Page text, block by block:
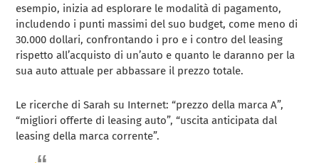
esempio, inizia ad esplorare le modalità di pagamento,
includendo i punti massimi del suo budget, come meno di
30.000 dollari, confrontando i pro e i contro del leasing
rispetto all’acquisto di un’auto e quanto le daranno per la
sua auto attuale per abbassare il prezzo totale.
Le ricerche di Sarah su Internet: “prezzo della marca A”,
“migliori offerte di leasing auto”, “uscita anticipata dal
leasing della marca corrente”.